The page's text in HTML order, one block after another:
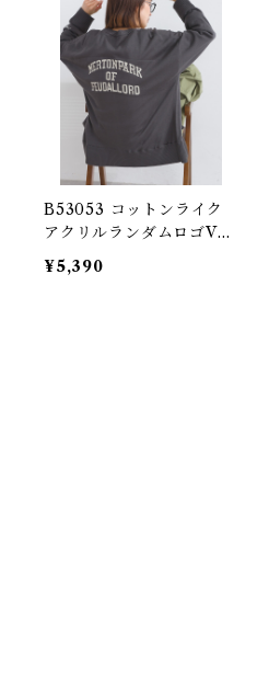
B53053 コットンライク
アクリルランダムロゴVカ
ーディガン / Cotton-Lik
e Acrylic Random Logo
¥5,390